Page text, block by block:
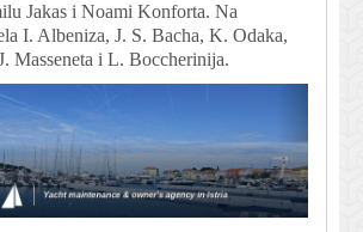
Jakas i Noami Konforta. Na
I. Albeniza, J. S. Bacha, K. Odaka,
Masseneta i L. Boccherinija.